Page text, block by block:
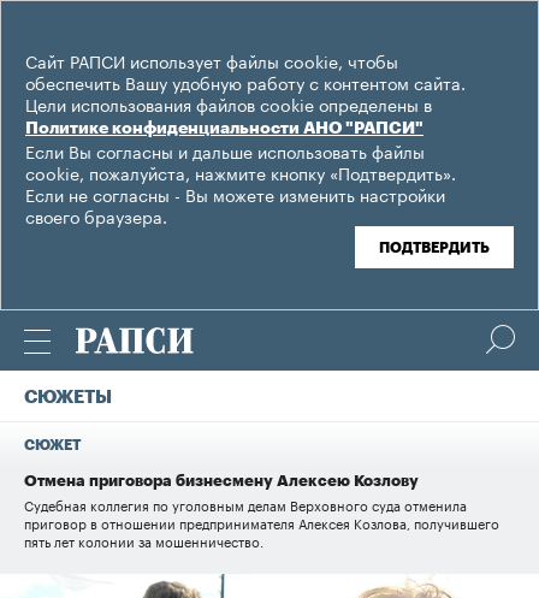
Сайт РАПСИ использует файлы cookie, чтобы
обеспечить Вашу удобную работу с контентом сайта.
Цели использования файлов cookie определены в
Политике конфиденциальности АНО "РАПСИ"
Если Вы согласны и дальше использовать файлы
cookie, пожалуйста, нажмите кнопку «Подтвердить».
Если не согласны - Вы можете изменить настройки
своего браузера.
ПОДТВЕРДИТЬ
СЮЖЕТЫ
СЮЖЕТ
Отмена приговора бизнесмену Алексею Козлову
Cудебная коллегия по уголовным делам Верховного суда отменила
приговор в отношении предпринимателя Алексея Козлова, получившего
пять лет колонии за мошенничество.